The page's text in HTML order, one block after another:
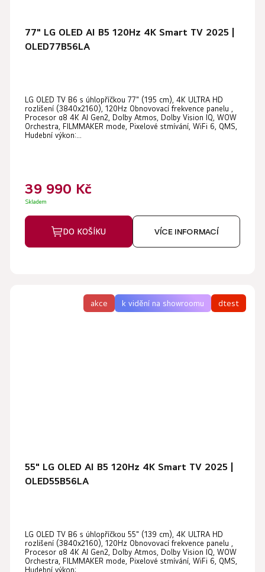
77" LG OLED AI B5 120Hz 4K Smart TV 2025 |
OLED77B56LA
hodnocení
produktu
je
5
hvězdiček.
LG OLED TV B6 s úhlopříčkou 77" (195 cm), 4K ULTRA HD
rozlišení (3840x2160), 120Hz Obnovovací frekvence panelu ,
Procesor α8 4K AI Gen2, Dolby Atmos, Dolby Vision IQ, WOW
Orchestra, FILMMAKER mode, Pixelové stmívání, WiFi 6, QMS,
Hudební výkon:...
39 990 Kč
Skladem
DO KOŠÍKU VÍCE INFORMACÍ
akce k vidění na showroomu dtest
55" LG OLED AI B5 120Hz 4K Smart TV 2025 |
OLED55B56LA
hodnocení
produktu
je
LG OLED TV B6 s úhlopříčkou 55" (139 cm), 4K ULTRA HD
rozlišení (3840x2160), 120Hz Obnovovací frekvence panelu ,
Procesor α8 4K AI Gen2, Dolby Atmos, Dolby Vision IQ, WOW
Orchestra, FILMMAKER mode, Pixelové stmívání, WiFi 6, QMS,
Hudební výkon:...